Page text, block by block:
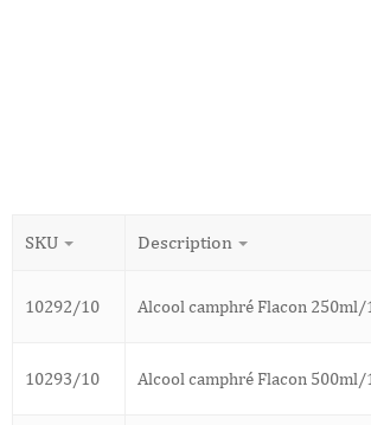
SKU Description
10292/10 Alcool camphré Flacon
10293/10 Alcool camphré Flacon